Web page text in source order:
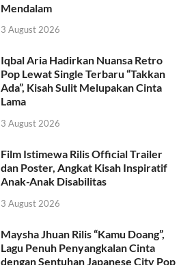
Mendalam
3 August 2026
Iqbal Aria Hadirkan Nuansa Retro
Pop Lewat Single Terbaru “Takkan
Ada”, Kisah Sulit Melupakan Cinta
Lama
3 August 2026
Film Istimewa Rilis Official Trailer
dan Poster, Angkat Kisah Inspiratif
Anak-Anak Disabilitas
3 August 2026
Maysha Jhuan Rilis “Kamu Doang”,
Lagu Penuh Penyangkalan Cinta
dengan Sentuhan Japanese City Pop